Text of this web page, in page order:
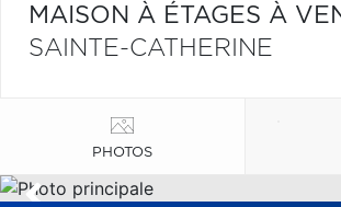
MAISON À ÉTAGES À
SAINTE-CATHERINE
PHOTOS